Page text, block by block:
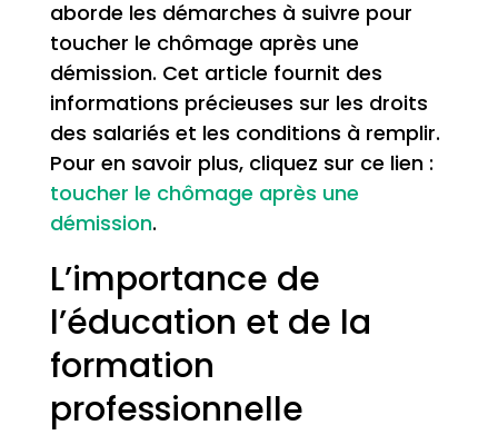
aborde les démarches à suivre pour
toucher le chômage après une
démission. Cet article fournit des
informations précieuses sur les droits
des salariés et les conditions à remplir.
Pour en savoir plus, cliquez sur ce lien :
toucher le chômage après une
démission.
L’importance de
l’éducation et de la
formation
professionnelle